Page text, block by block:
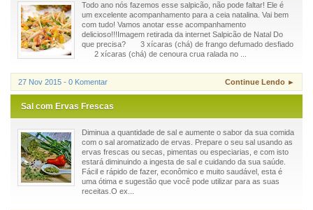
Todo ano nós fazemos esse salpicão, não pode faltar! Ele é
um excelente acompanhamento para a ceia natalina. Vai bem
com tudo! Vamos anotar esse acompanhamento
delicioso!!!Imagem retirada da internet Salpicão de Natal Do
que precisa? 3 xícaras (chá) de frango defumado desfiado
2 xícaras (chá) de cenoura crua ralada no ...
27 Nov 2015 - 0 Komentar Continue Lendo ►
Sal com Ervas Frescas
Diminua a quantidade de sal e aumente o sabor da sua comida
com o sal aromatizado de ervas. Prepare o seu sal usando as
ervas frescas ou secas, pimentas ou especiarias, e com isto
estará diminuindo a ingesta de sal e cuidando da sua saúde.
Fácil e rápido de fazer, econômico e muito saudável, esta é
uma ótima e sugestão que você pode utilizar para as suas
receitas.O ex...